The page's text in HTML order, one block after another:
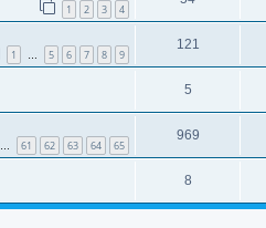
1 2 3 4
1 … 5 6 7 8 9
121
5
… 61 62 63 64 65
969
8